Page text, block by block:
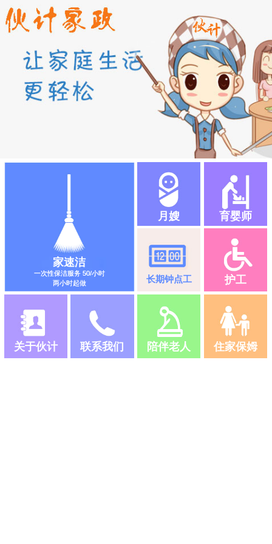
家速洁
一次性保洁服务 50/小时
两小时起做
月嫂 育婴师
长期钟点工 护工
关于伙计 联系我们 陪伴老人 住家保姆